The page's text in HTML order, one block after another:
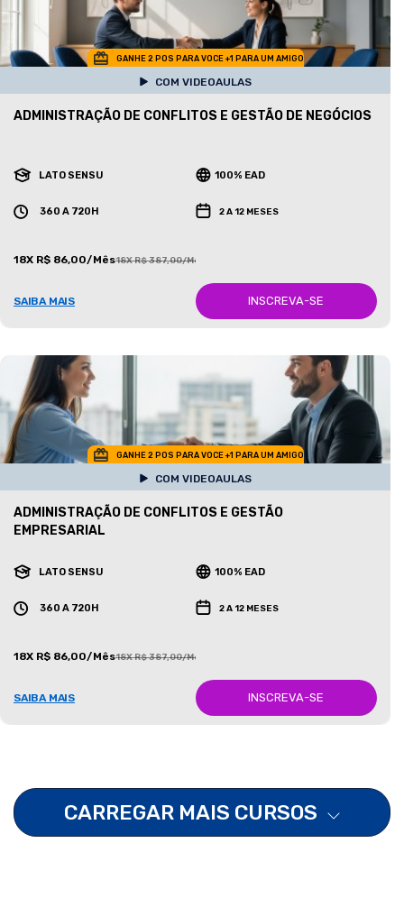
GANHE 2 POS PARA VOCE +1 PARA UM AMIGO
COM VIDEOAULAS
ADMINISTRAÇÃO DE CONFLITOS E GESTÃO DE NEGÓCIOS
LATO SENSU 100% EAD
360 A 720H 2 A 12 MESES
18X R$ 86,00/Mês18X R$ 387,00/Mês
SAIBA MAIS INSCREVA-SE
GANHE 2 POS PARA VOCE +1 PARA UM AMIGO
COM VIDEOAULAS
ADMINISTRAÇÃO DE CONFLITOS E GESTÃO
EMPRESARIAL
LATO SENSU 100% EAD
360 A 720H 2 A 12 MESES
18X R$ 86,00/Mês18X R$ 387,00/Mês
SAIBA MAIS INSCREVA-SE
CARREGAR MAIS CURSOS